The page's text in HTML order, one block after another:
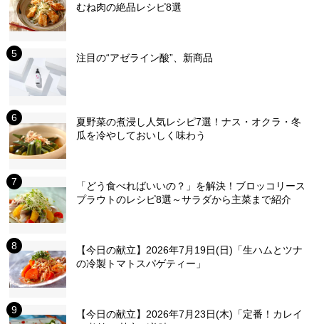
むね肉の絶品レシピ8選
注目の“アゼライン酸”、新商品
夏野菜の煮浸し人気レシピ7選！ナス・オクラ・冬
瓜を冷やしておいしく味わう
「どう食べればいいの？」を解決！ブロッコリース
プラウトのレシピ8選～サラダから主菜まで紹介
【今日の献立】2026年7月19日(日)「生ハムとツナ
の冷製トマトスパゲティー」
【今日の献立】2026年7月23日(木)「定番！カレイ